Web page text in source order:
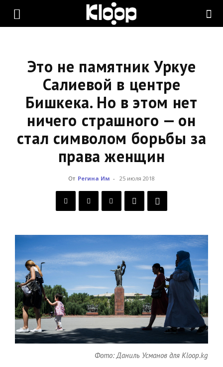
KLOOP.KG
Новости
Кыргызстана
Это не памятник Уркуе
Салиевой в центре
Бишкека. Но в этом нет
ничего страшного — он
стал символом борьбы за
права женщин
От Регина Им - 25 июля 2018
Фото: Даниль Усманов для Kloop.kg